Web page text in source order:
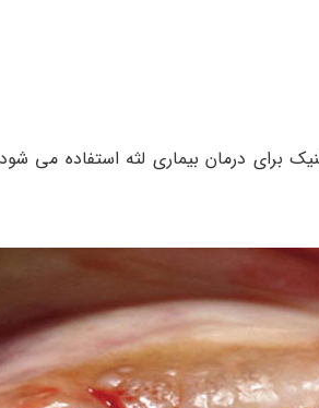
برای درمان بیماری لثه استفاده